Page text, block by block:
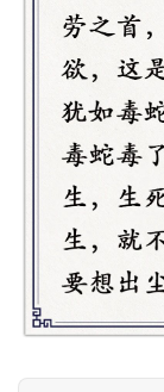
物
寺
登录